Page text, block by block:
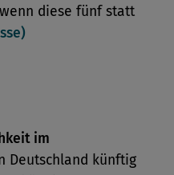
diese fünf statt
im
Deutschland künftig